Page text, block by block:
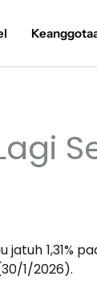
1,31%
1/2026).